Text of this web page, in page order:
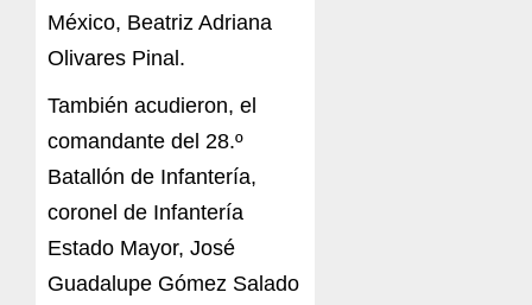
México, Beatriz Adriana
Olivares Pinal.
También acudieron, el
comandante del 28.º
Batallón de Infantería,
coronel de Infantería
Estado Mayor, José
Guadalupe Gómez Salado